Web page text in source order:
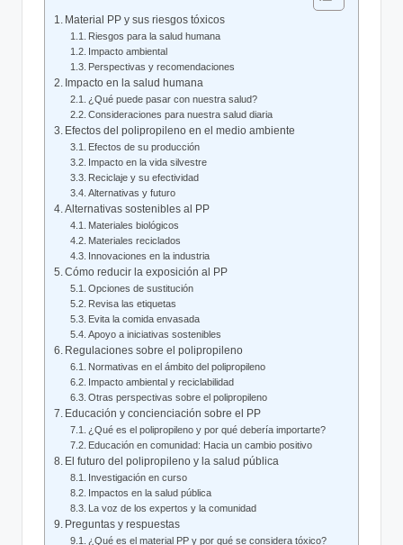
Material PP y sus riesgos tóxicos
Riesgos para la salud humana
Impacto ambiental
Perspectivas y recomendaciones
Impacto en la salud humana
¿Qué puede pasar con nuestra salud?
Consideraciones para nuestra salud diaria
Efectos del polipropileno en el medio ambiente
Efectos de su producción
Impacto en la vida silvestre
Reciclaje y su efectividad
Alternativas y futuro
Alternativas sostenibles al PP
Materiales biológicos
Materiales reciclados
Innovaciones en la industria
Cómo reducir la exposición al PP
Opciones de sustitución
Revisa las etiquetas
Evita la comida envasada
Apoyo a iniciativas sostenibles
Regulaciones sobre el polipropileno
Normativas en el ámbito del polipropileno
Impacto ambiental y reciclabilidad
Otras perspectivas sobre el polipropileno
Educación y concienciación sobre el PP
¿Qué es el polipropileno y por qué debería importarte?
Educación en comunidad: Hacia un cambio positivo
El futuro del polipropileno y la salud pública
Investigación en curso
Impactos en la salud pública
La voz de los expertos y la comunidad
Preguntas y respuestas
¿Qué es el material PP y por qué se considera tóxico?